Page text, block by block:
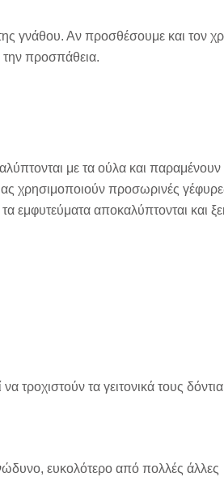
γνάθου. Αν προσθέσουμε και τον
την προσπάθεια.
με τα ούλα και
χρησιμοποιούν προσωρινές
αποκαλύπτονται και
τροχιστούν τα γειτονικά τους δόντια
ευκολότερο από πολλές άλλες